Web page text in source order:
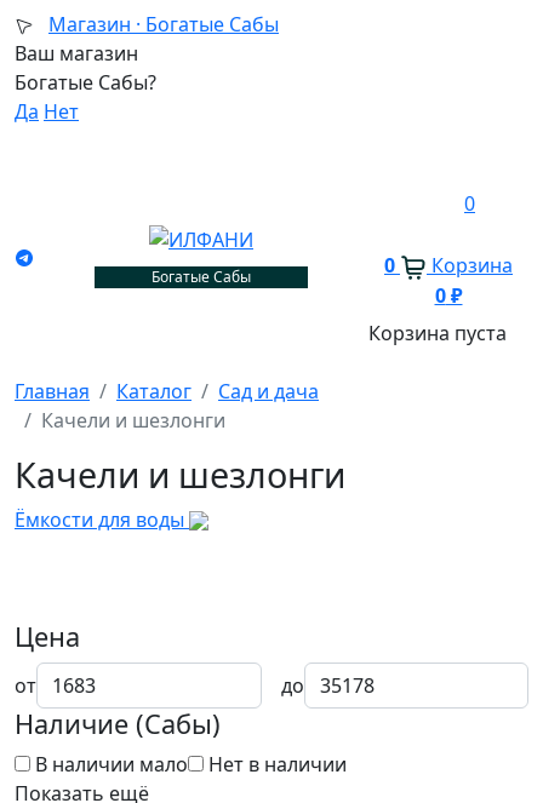
Магазин · Богатые Сабы
Ваш магазин
Богатые Сабы?
Да Нет
Богатые Сабы
0
0
Корзина
0₽
Корзина пуста
Главная Каталог
Сад и дача
Качели и шезлонги
Качели и шезлонги
Ёмкости для воды
Цена
от до
Наличие (Сабы)
В наличии мало
Нет в наличии
Показать ещё